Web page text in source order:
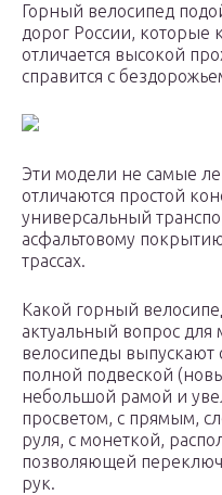
Горный велосипед
дорог России, которые
отличается высокой
справится с
Эти модели не самые
отличаются простой
универсальный
асфальтовому
трассах.
Какой горный
актуальный вопрос для
велосипеды выпускают
полной подвеской
небольшой рамой и
просветом, с прямым,
руля, с монеткой,
позволяющей
рук.